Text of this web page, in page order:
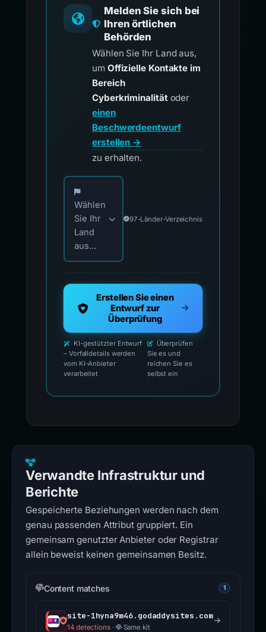
Melden Sie sich bei
Ihren örtlichen
Behörden
Wählen Sie Ihr Land aus,
um Offizielle Kontakte im
Bereich
Cyberkriminalitätoder
einen
Beschwerdeentwurf
erstellen →
zu erhalten.
Wählen Sie Ihr Land für offizielle
Wählen
Sie Ihr
Land
aus...
97-Länder-Verzeichnis
Erstellen Sie einen
Entwurf zur
Überprüfung
KI-gestützter Entwurf
– Vorfalldetails werden
vom KI-Anbieter
verarbeitet
Überprüfen
Sie es und
reichen Sie es
selbst ein
Verwandte Infrastruktur und
Berichte
Gespeicherte Beziehungen werden nach dem
genau passenden Attribut gruppiert. Ein
gemeinsam genutzter Anbieter oder Registrar
allein beweist keinen gemeinsamen Besitz.
Content matches 1
site-1hyna9m46.godaddysites.com
14 detections· Same kit